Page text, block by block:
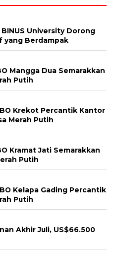
University Dorong
yang Berdampak
Mangga Dua Semarakkan
Putih
BO Krekot Percantik Kantor
Merah Putih
Kramat Jati Semarakkan
Putih
Kelapa Gading Percantik
Putih
Akhir Juli, US$66.500